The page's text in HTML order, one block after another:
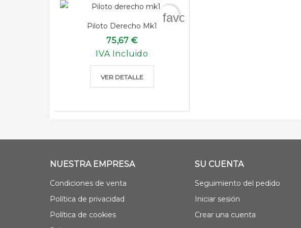
Piloto Derecho Mk1
75,67 €
IVA Incluido
VER DETALLE
favorite_border
NUESTRA EMPRESA
Condiciones de venta
Política de privacidad
Política de cookies
SU CUENTA
Seguimiento del pedido
Iniciar sesión
Crear una cuenta